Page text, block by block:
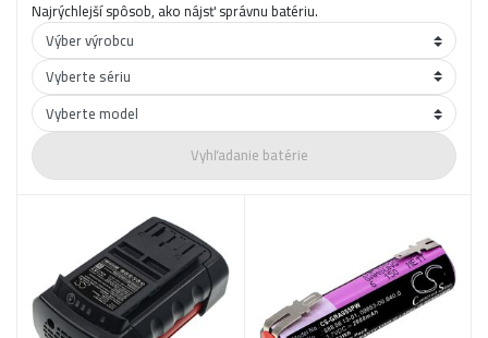
Najrýchlejší spôsob, ako nájsť správnu batériu.
Vyhľadanie batérie